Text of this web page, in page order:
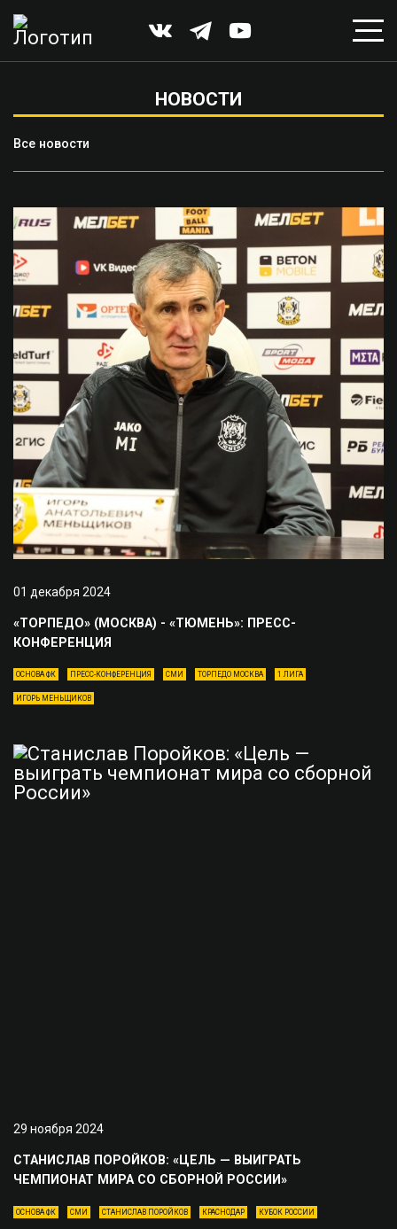
НОВОСТИ
Все новости
01 декабря 2024
«ТОРПЕДО» (МОСКВА) - «ТЮМЕНЬ»: ПРЕСС-
КОНФЕРЕНЦИЯ
ОСНОВА ФК ПРЕСС-КОНФЕРЕНЦИЯ СМИ ТОРПЕДО МОСКВА 1 ЛИГА
ИГОРЬ МЕНЬЩИКОВ
29 ноября 2024
СТАНИСЛАВ ПОРОЙКОВ: «ЦЕЛЬ — ВЫИГРАТЬ
ЧЕМПИОНАТ МИРА СО СБОРНОЙ РОССИИ»
ОСНОВА ФК СМИ СТАНИСЛАВ ПОРОЙКОВ КРАСНОДАР КУБОК РОССИИ